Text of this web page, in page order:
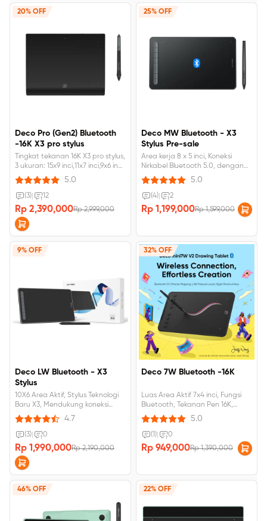
20% OFF
Deco Pro (Gen2) Bluetooth
-16K X3 pro stylus
Tingkat tekanan 16K X3 pro stylus,
3 ukuran: 15x9 inci,11x7 inci,9x6 inci,
Remote Pintasan nirkabel,
Bluetooth 5.0.
5.0
(3) 12
Rp 2,390,000Rp 2,999,000
25% OFF
Deco MW Bluetooth - X3
Stylus Pre-sale
Area kerja 8 x 5 inci, Koneksi
Nirkabel Bluetooth 5.0, dengan
stylus chip pintar X3.
5.0
(4) 2
Rp 1,199,000Rp 1,599,000
9% OFF
Deco LW Bluetooth - X3
Stylus
10X6 Area Aktif, Stylus Teknologi
Baru X3, Mendukung koneksi
Bluetooth.
4.7
(3) 0
Rp 1,990,000Rp 2,190,000
32% OFF
Deco 7W Bluetooth -16K
Luas Area Aktif 7x4 inci, Fungsi
Bluetooth, Tekanan Pen 16K,
Kompatibel dengan Android,
Mac, Windows.
5.0
(1) 0
Rp 949,000Rp 1,390,000
46% OFF 22% OFF